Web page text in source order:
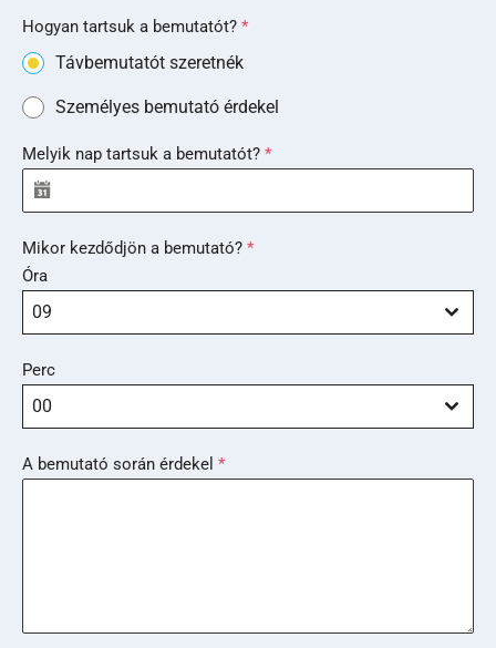
Hogyan tartsuk a bemutatót? *
Távbemutatót szeretnék
Személyes bemutató érdekel
Melyik nap tartsuk a bemutatót? *
Mikor kezdődjön a bemutató? *
Óra
09
Perc
00
A bemutató során érdekel *